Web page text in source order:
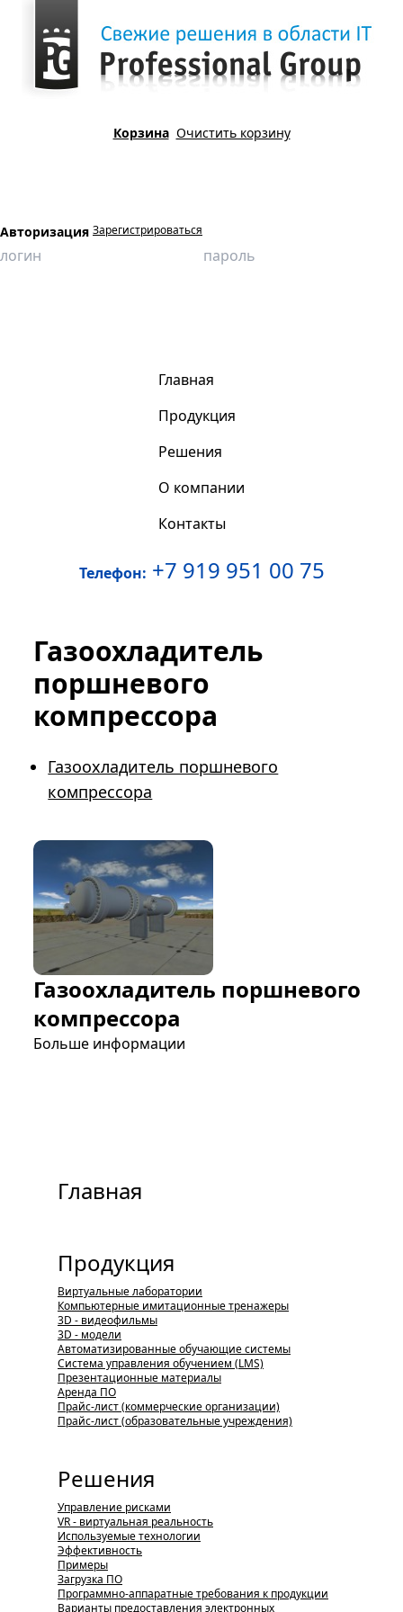
Корзина Очистить корзину
Авторизация Зарегистрироваться
Главная
Продукция
Решения
О компании
Контакты
Телефон: +7 919 951 00 75
Газоохладитель
поршневого
компрессора
Газоохладитель поршневого
компрессора
Газоохладитель поршневого
компрессора
Больше информации
Главная
Продукция
Виртуальные лаборатории
Компьютерные имитационные тренажеры
3D - видеофильмы
3D - модели
Автоматизированные обучающие системы
Система управления обучением (LMS)
Презентационные материалы
Аренда ПО
Прайс-лист (коммерческие организации)
Прайс-лист (образовательные учреждения)
Решения
Управление рисками
VR - виртуальная реальность
Используемые технологии
Эффективность
Примеры
Загрузка ПО
Программно-аппаратные требования к продукции
Варианты предоставления электронных